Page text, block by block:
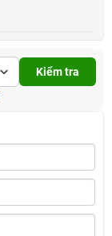
Kiểm tra